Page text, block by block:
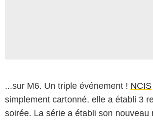
...sur M6. Un triple événement ! NCIS
simplement cartonné, elle a établi 3
soirée. La série a établi son nouveau